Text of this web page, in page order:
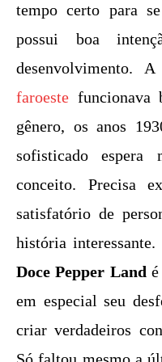
tempo certo para
possui boa
desenvolvimento.
faroeste funcionava
gênero, os anos
sofisticado espera
conceito. Precisa
satisfatório de
história
Doce Pepper Land
em especial seu
criar verdadeiros